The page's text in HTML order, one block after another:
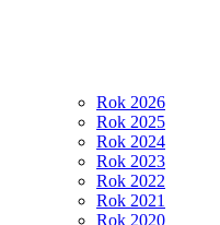
Rok 2026
Rok 2025
Rok 2024
Rok 2023
Rok 2022
Rok 2021
Rok 2020